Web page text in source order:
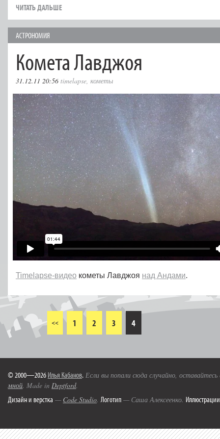
ЧИТАТЬ ДАЛЬШЕ
АСТРОНОМИЯ
Комета Лавджоя
31.12.11 20:56 timelapse кометы
Timelapse-видео кометы Лавджоя над Андами.
<< 1 2 3 4
© 2000—2026 Илья Кабанов. Если вы попали сюда случайно,
мной. Made in Deptford.
Дизайн и верстка — Code Studio. Логотип — Саша Алексеенко. Иллюстрации